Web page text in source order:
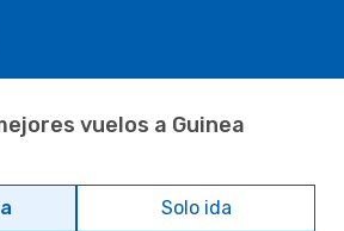
vuelos a Guinea
Solo ida